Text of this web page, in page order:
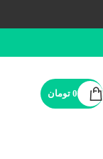
0 تومان